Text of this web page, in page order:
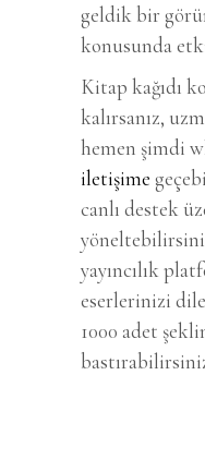
geldik bir
konusunda
Kitap kağıdı
kalırsanız,
hemen şimdi
iletişime
canlı destek
yayıncılık
eserlerinizi
1000 adet